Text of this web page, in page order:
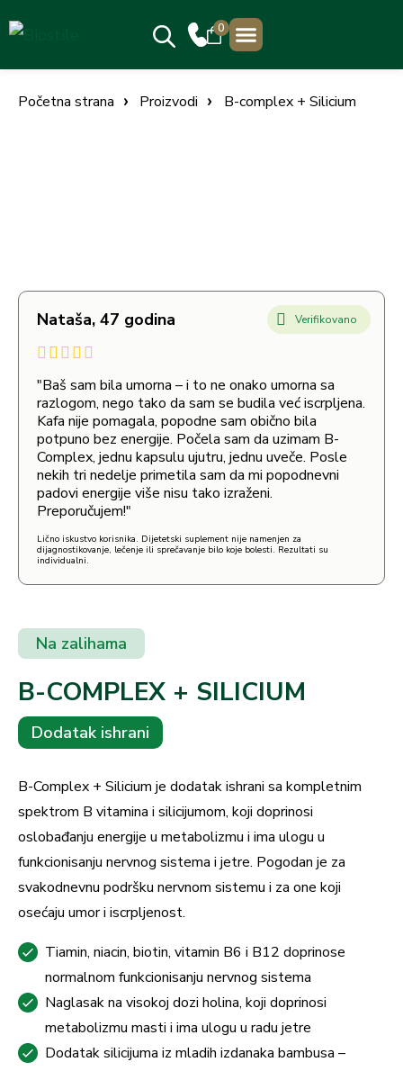
0
Početna strana Proizvodi B-complex + Silicium
Nataša, 47 godina Verifikovano
"Baš sam bila umorna – i to ne onako umorna sa
razlogom, nego tako da sam se budila već iscrpljena.
Kafa nije pomagala, popodne sam obično bila
potpuno bez energije. Počela sam da uzimam B-
Complex, jednu kapsulu ujutru, jednu uveče. Posle
nekih tri nedelje primetila sam da mi popodnevni
padovi energije više nisu tako izraženi.
Preporučujem!"
Lično iskustvo korisnika. Dijetetski suplement nije namenjen za
dijagnostikovanje, lečenje ili sprečavanje bilo koje bolesti. Rezultati su
individualni.
Na zalihama
B-COMPLEX + SILICIUM
Dodatak ishrani
B-Complex + Silicium je dodatak ishrani sa kompletnim
spektrom B vitamina i silicijumom, koji doprinosi
oslobađanju energije u metabolizmu i ima ulogu u
funkcionisanju nervnog sistema i jetre. Pogodan je za
svakodnevnu podršku nervnom sistemu i za one koji
osećaju umor i iscrpljenost.
Tiamin, niacin, biotin, vitamin B6 i B12 doprinose
normalnom funkcionisanju nervnog sistema
Naglasak na visokoj dozi holina, koji doprinosi
metabolizmu masti i ima ulogu u radu jetre
Dodatak silicijuma iz mladih izdanaka bambusa –